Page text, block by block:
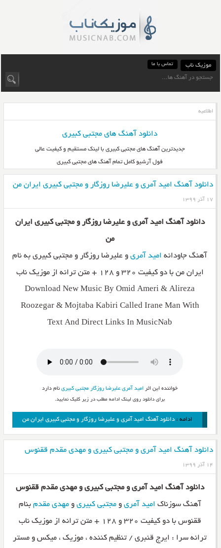
موزیک ناب تماس با ما
اطلاعیه
دانلود آهنگ های مجتبی کبیری
جدیدترین آهنگ های مجتبی کبیری با لینک مستقیم و کیفیت عالی
فول آرشیو کامل تمام آهنگ های مجتبی کبیری
دانلود آهنگ امید آمری و علیرضا روزگار و مجتبی کبیری ایران من
۱۷ آذر ۱۳۹۹
دانلود آهنگ امید آمری و علیرضا روزگار و مجتبی کبیری ایران
من
آهنگ جاودانه امید آمریو علیرضا روزگار و مجتبی کبیری به نام
ایران من با دو کیفیت ۳۲۰ و ۱۲۸ + متن ترانه از موزیک ناب
Download New Music By Omid Ameri & Alireza
Roozegar & Mojtaba Kabiri Called Irane Man With
Text And Direct Links In MusicNab
خواننده این اثر امید آمری علیرضا روزگار مجتبی کبیرینام دارد
برای دانلود روی لینک ادامه مطلب در زیر کلیک نمایید.
ادامه : دانلود آهنگ امید آمری و علیرضا روزگار و مجتبی کبیری ایران من
دانلود آهنگ امید آمری و مجتبی کبیری و مهدی مقدم ققنوس
۱۴ آذر ۱۳۹۹
دانلود آهنگ امید آمری و مجتبی کبیری و مهدی مقدم ققنوس
آهنگ سوزناک امید آمری ومجتبی کبیری ومهدی مقدم بنام
ققنوس با دو کیفیت ۳۲۰ و ۱۲۸ + متن ترانه از موزیک ناب
ترانه سرا : ایرج قنبری / تنظیم کننده ، موزیک ، میکس و مستر